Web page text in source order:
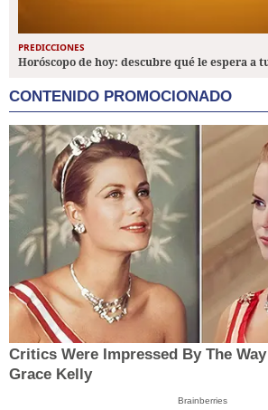
PREDICCIONES
Horóscopo de hoy: descubre qué le espera a
CONTENIDO PROMOCIONADO
Critics Were Impressed By The
Grace Kelly
Brainberries